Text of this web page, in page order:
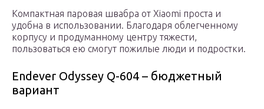
Компактная паровая швабра от Xiaomi проста и
удобна в использовании. Благодаря облегченному
корпусу и продуманному центру тяжести,
пользоваться ею смогут пожилые люди и подростки.
Endever Odyssey Q-604 – бюджетный
вариант